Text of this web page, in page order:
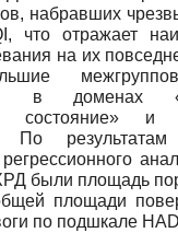
набравших
что отражает
на их
в доменах
состояние» и
По результатам
регрессионного
были площадь
площади
по подшкале